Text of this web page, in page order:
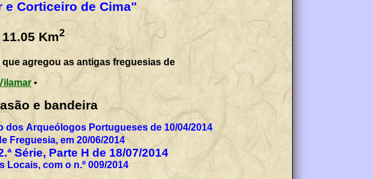
e Corticeiro de Cima"
11.05 Km2
que agregou as antigas freguesias de
•
brasão e bandeira
Arqueólogos Portugueses de 10/04/2014
Freguesia, em 20/06/2014
Série, Parte H de 18/07/2014
Locais, com o n.º 009/2014